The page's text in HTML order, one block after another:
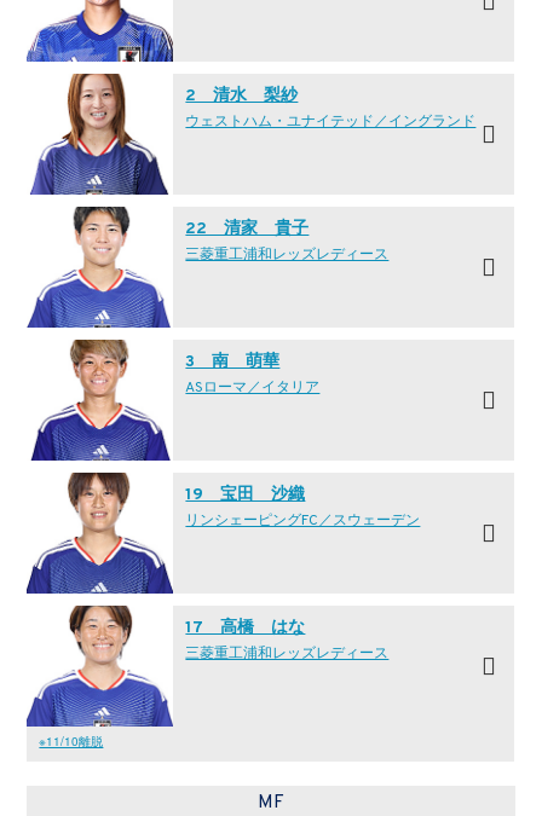
2 清水 梨紗
ウェストハム・ユナイテッド／イングランド
22 清家 貴子
三菱重工浦和レッズレディース
3 南 萌華
ASローマ／イタリア
19 宝田 沙織
リンシェーピングFC／スウェーデン
17 高橋 はな
三菱重工浦和レッズレディース
※11/10離脱
MF